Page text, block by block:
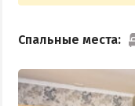
Спальные места: